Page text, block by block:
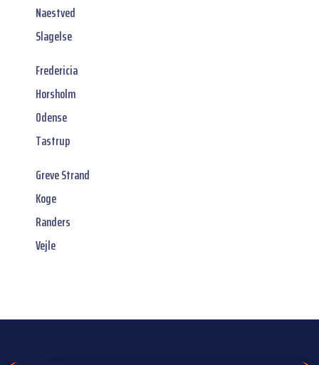
Naestved
Slagelse
Fredericia
Horsholm
Odense
Tastrup
Greve Strand
Koge
Randers
Vejle